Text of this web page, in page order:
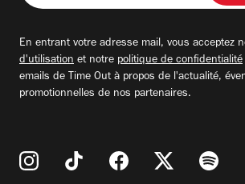
adresse
En entrant votre adresse mail, vous acceptez
d'utilisation et notre politique de confidentialité
emails de Time Out à propos de l'actualité,
promotionnelles de nos partenaires.